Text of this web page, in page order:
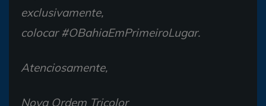
exclusivamente,
colocar #OBahiaEmPrimeiroLugar.
Atenciosamente,
Nova Ordem Tricolor